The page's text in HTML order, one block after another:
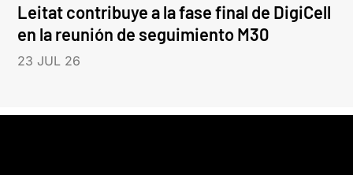
Leitat contribuye a la fase final de DigiCell
en la reunión de seguimiento M30
23 JUL 26